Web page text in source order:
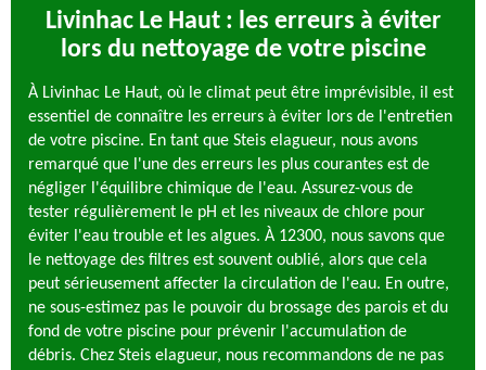
Livinhac Le Haut : les erreurs à éviter
lors du nettoyage de votre piscine
À Livinhac Le Haut, où le climat peut être imprévisible, il est
essentiel de connaître les erreurs à éviter lors de l'entretien
de votre piscine. En tant que Steis elagueur, nous avons
remarqué que l'une des erreurs les plus courantes est de
négliger l'équilibre chimique de l'eau. Assurez-vous de
tester régulièrement le pH et les niveaux de chlore pour
éviter l'eau trouble et les algues. À 12300, nous savons que
le nettoyage des filtres est souvent oublié, alors que cela
peut sérieusement affecter la circulation de l'eau. En outre,
ne sous-estimez pas le pouvoir du brossage des parois et du
fond de votre piscine pour prévenir l'accumulation de
débris. Chez Steis elagueur, nous recommandons de ne pas